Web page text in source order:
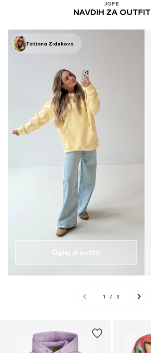
JOPE
NAVDIH ZA OUTFIT
Tatiana Zidekova
Oglej si outfit
1 / 3